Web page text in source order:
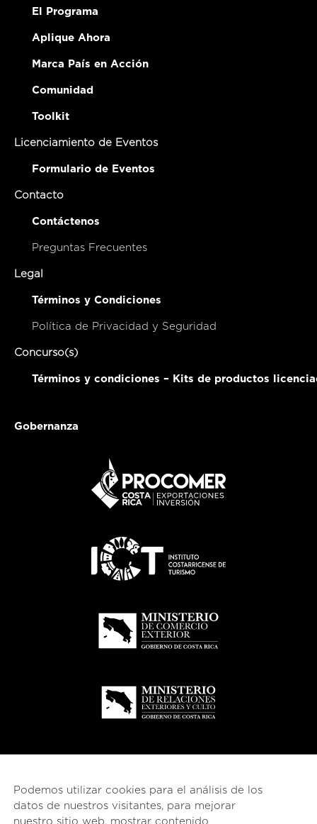
El Programa
Aplique Ahora
Marca País en Acción
Comunidad
Toolkit
Licenciamiento de Eventos
Formulario de Eventos
Contacto
Contáctenos
Preguntas Frecuentes
Legal
Términos y Condiciones
Política de Privacidad y Seguridad
Concurso(s)
Términos y condiciones – Kits de productos
Gobernanza
Podemos utilizar cookies para el análisis de los
datos de nuestros visitantes, para mejorar
nuestro sitio web, mostrar contenido